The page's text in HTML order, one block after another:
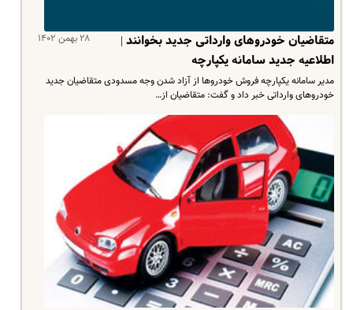
۲۸ بهمن ۱۴۰۲
متقاضیان خودروهای وارداتی جدید بخوانند |
اطلاعیه جدید سامانه یکپارچه
مدیر سامانه یکپارچه فروش خودروها از آزاد شدن وجه مسدودی متقاضیان جدید
خودروهای وارداتی خبر داد و گفت: متقاضیان از…